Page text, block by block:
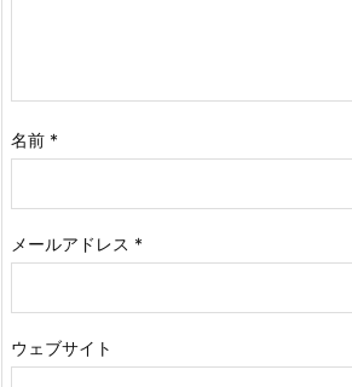
名前 *
メールアドレス *
ウェブサイト